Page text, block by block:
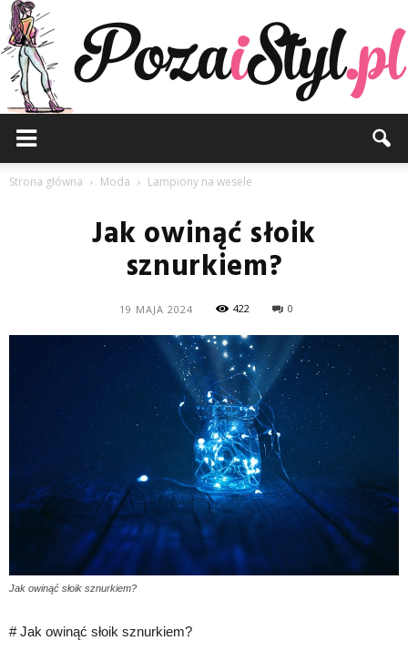
Strona główna Moda Lampiony na wesele
Jak owinąć słoik
sznurkiem?
19 MAJA 2024 422 0
Jak owinąć słoik sznurkiem?
# Jak owinąć słoik sznurkiem?